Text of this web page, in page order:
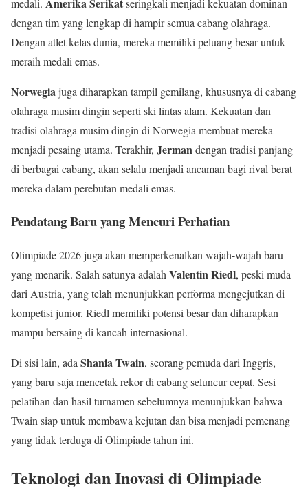
dengan tim yang lengkap di hampir semua cabang olahraga.
Dengan atlet kelas dunia, mereka memiliki peluang besar untuk
meraih medali emas.
Norwegia juga diharapkan tampil gemilang, khususnya di cabang
olahraga musim dingin seperti ski lintas alam. Kekuatan dan
tradisi olahraga musim dingin di Norwegia membuat mereka
menjadi pesaing utama. Terakhir, Jerman dengan tradisi panjang
di berbagai cabang, akan selalu menjadi ancaman bagi rival berat
mereka dalam perebutan medali emas.
Pendatang Baru yang Mencuri Perhatian
Olimpiade 2026 juga akan memperkenalkan wajah-wajah baru
yang menarik. Salah satunya adalah Valentin Riedl, peski muda
dari Austria, yang telah menunjukkan performa mengejutkan di
kompetisi junior. Riedl memiliki potensi besar dan diharapkan
mampu bersaing di kancah internasional.
Di sisi lain, ada Shania Twain, seorang pemuda dari Inggris,
yang baru saja mencetak rekor di cabang seluncur cepat. Sesi
pelatihan dan hasil turnamen sebelumnya menunjukkan bahwa
Twain siap untuk membawa kejutan dan bisa menjadi pemenang
yang tidak terduga di Olimpiade tahun ini.
Teknologi dan Inovasi di Olimpiade